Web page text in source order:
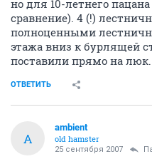
но для 10-летнего
сравнение). 4 (!)
полноценными
этажа вниз к бурлящей
поставили прямо на
ОТВЕТИТЬ
A
ambient
old hamster
25 сентября 2007